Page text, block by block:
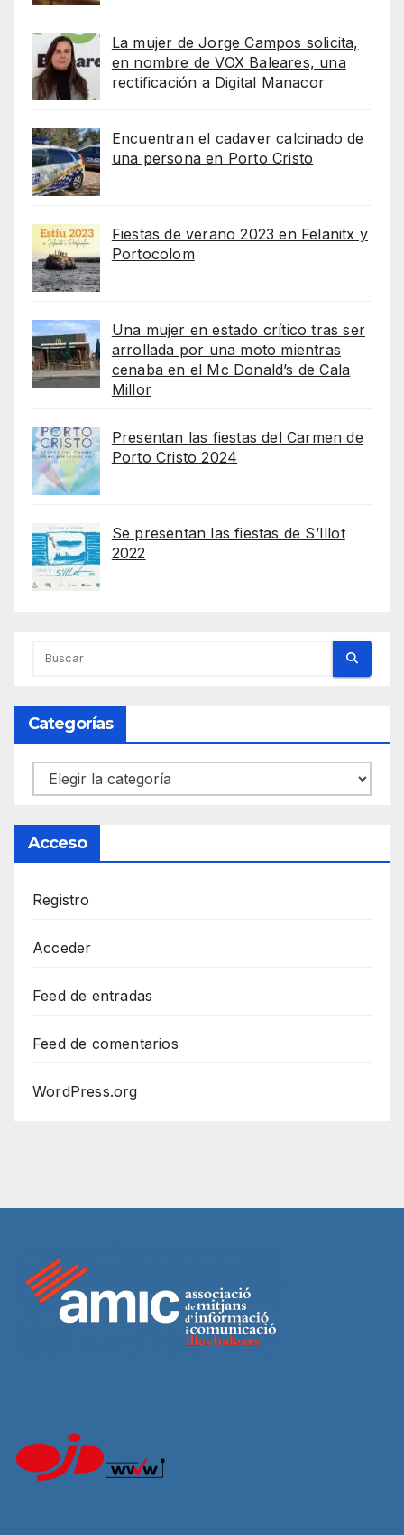
La mujer de Jorge Campos solicita,
en nombre de VOX Baleares, una
rectificación a Digital Manacor
Encuentran el cadaver calcinado de
una persona en Porto Cristo
Fiestas de verano 2023 en Felanitx y
Portocolom
Una mujer en estado crítico tras ser
arrollada por una moto mientras
cenaba en el Mc Donald’s de Cala
Millor
Presentan las fiestas del Carmen de
Porto Cristo 2024
Se presentan las fiestas de S’Illot
2022
Categorías
Categorías
Acceso
Registro
Acceder
Feed de entradas
Feed de comentarios
WordPress.org